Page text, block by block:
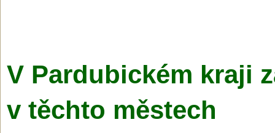
V Pardubickém kraji
v těchto městech